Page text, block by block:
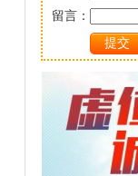
留言：